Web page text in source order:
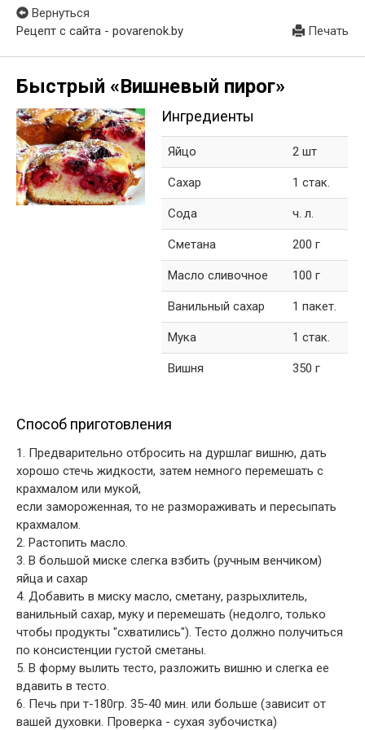
Вернуться
Рецепт с сайта - povarenok.by
Печать
Быстрый «Вишневый пирог»
Ингредиенты
Яйцо 2 шт
Сахар 1 стак.
Сода ч. л.
Сметана 200 г
Масло сливочное 100 г
Ванильный сахар 1 пакет.
Мука 1 стак.
Вишня 350 г
Способ приготовления
1. Предварительно отбросить на дуршлаг вишню, дать
хорошо стечь жидкости, затем немного перемешать с
краxмалом или мукой,
если замороженная, то не размораживать и пересыпать
крахмалом.
2. Растопить масло.
3. В большой миcке слегка взбить (ручным венчиком)
яйца и сахар
4. Добавить в миску масло, сметану, разрыхлитель,
ванильный саxар, муку и перемешать (недолго, только
чтобы продукты "схватились"). Тесто должно получиться
по консистенции густой сметаны.
5. В форму вылить тесто, разложить вишню и слегка ее
вдавить в тесто.
6. Печь при т-180гр. 35-40 мин. или больше (зависит от
вашей дуxовки. Проверка - сухая зубочистка)